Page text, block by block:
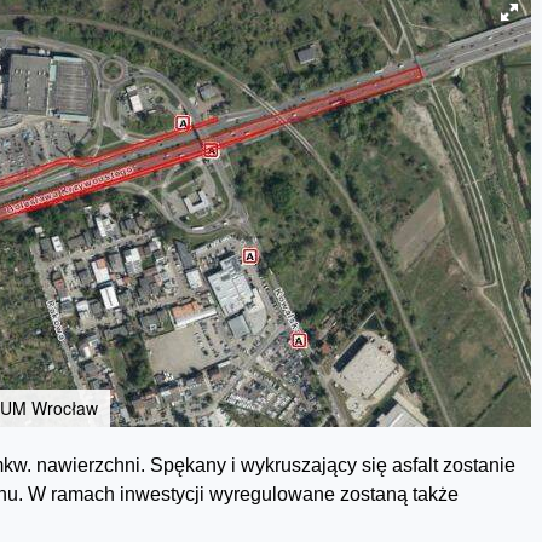
Wrocław
nawierzchni. Spękany i wykruszający się asfalt zostanie
W ramach inwestycji wyregulowane zostaną także